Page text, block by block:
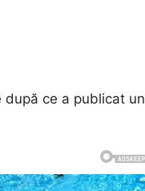
ce a publicat un